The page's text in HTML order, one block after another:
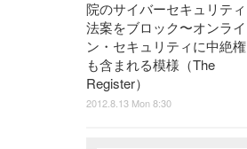
院のサイバーセキュリティ
法案をブロック〜オンライ
ン・セキュリティに中絶権
も含まれる模様（The
Register）
2012.8.13 Mon 8:30